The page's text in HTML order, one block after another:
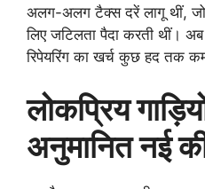
अलग-अलग टैक्स दरें लागू थीं, जो
लिए जटिलता पैदा करती थीं।
रिपेयरिंग का खर्च कुछ हद तक
लोकप्रिय
अनुमानित नई